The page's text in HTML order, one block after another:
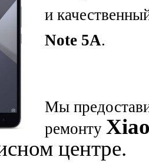
и
Note 5A.
Мы
ремонту
центре.